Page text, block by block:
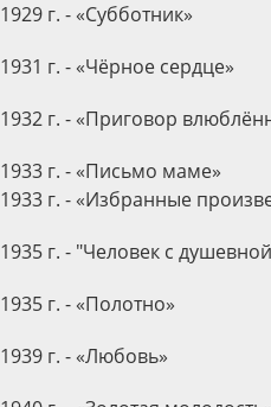
1929 г. - «Субботник»
1931 г. - «Чёрное сердце»
1932 г. - «Приговор
1933 г. - «Письмо маме»
1933 г. - «Избранные
1935 г. - "Человек с
1935 г. - «Полотно»
1939 г. - «Любовь»